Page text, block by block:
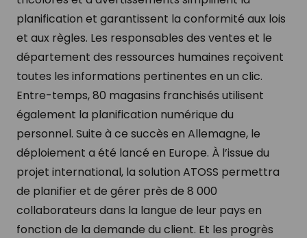
planification et garantissent la conformité aux lois
et aux règles. Les responsables des ventes et le
département des ressources humaines reçoivent
toutes les informations pertinentes en un clic.
Entre-temps, 80 magasins franchisés utilisent
également la planification numérique du
personnel. Suite à ce succès en Allemagne, le
déploiement a été lancé en Europe. À l’issue du
projet international, la solution ATOSS permettra
de planifier et de gérer près de 8 000
collaborateurs dans la langue de leur pays en
fonction de la demande du client. Et les progrès